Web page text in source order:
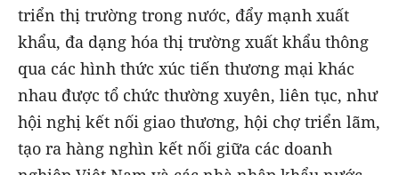
triển thị trường trong nước, đẩy mạnh xuất
khẩu, đa dạng hóa thị trường xuất khẩu thông
qua các hình thức xúc tiến thương mại khác
nhau được tổ chức thường xuyên, liên tục, như
hội nghị kết nối giao thương, hội chợ triển lãm,
tạo ra hàng nghìn kết nối giữa các doanh